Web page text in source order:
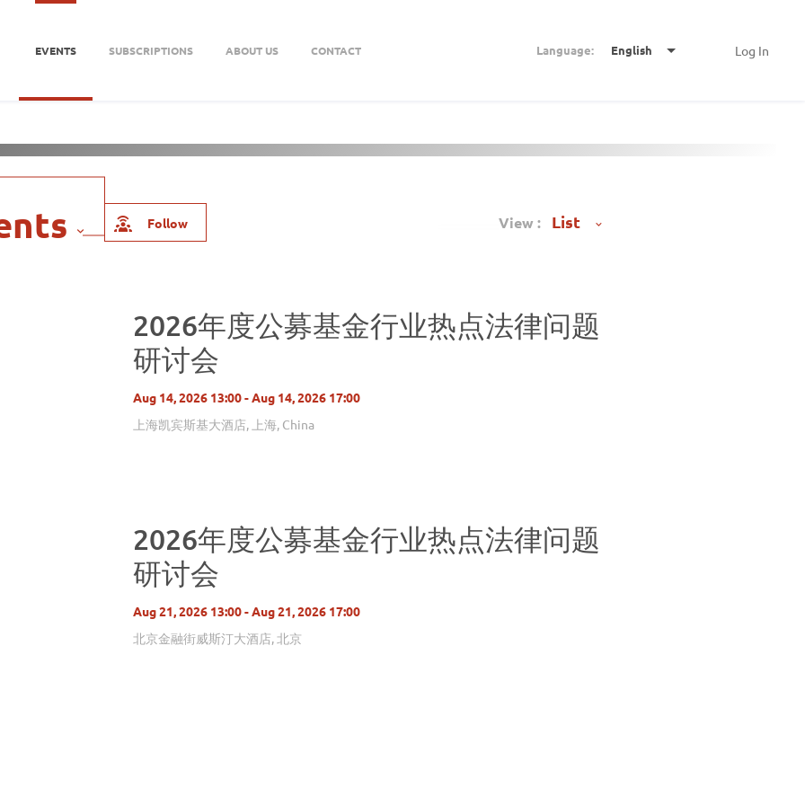
Log In
Language: English
EVENTS SUBSCRIPTIONS ABOUT US CONTACT
Follow
View :
2026年度公募基金行业热点法律问题
研讨会
Aug 14, 2026 13:00 - Aug 14, 2026 17:00
上海凯宾斯基大酒店, 上海, China
2026年度公募基金行业热点法律问题
研讨会
Aug 21, 2026 13:00 - Aug 21, 2026 17:00
北京金融街威斯汀大酒店, 北京